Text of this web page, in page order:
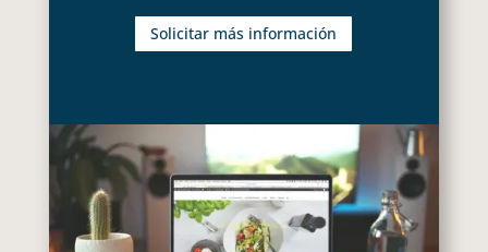
Solicitar más información